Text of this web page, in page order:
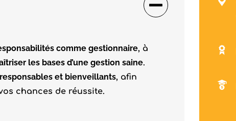
comme gestionnaire, à
les bases d’une gestion saine.
et bienveillants, afin
chances de réussite.